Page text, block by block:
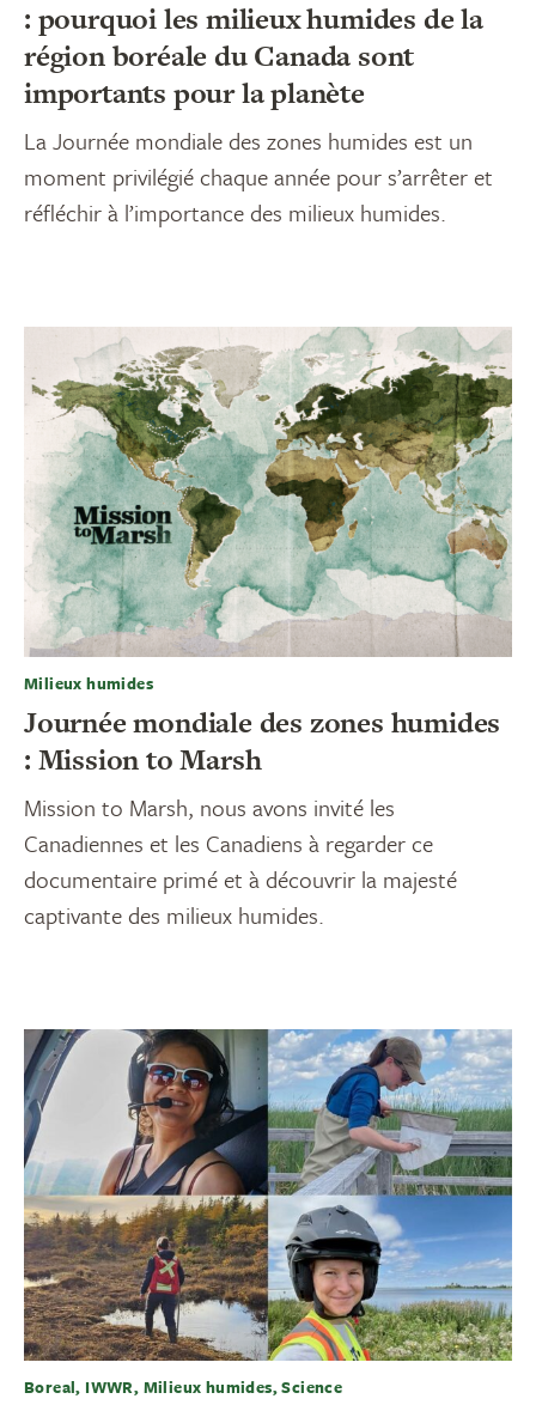
: pourquoi les milieux humides de la
région boréale du Canada sont
importants pour la planète
La Journée mondiale des zones humides est un
moment privilégié chaque année pour s’arrêter et
réfléchir à l’importance des milieux humides.
Milieux humides
Journée mondiale des zones humides
: Mission to Marsh
Mission to Marsh, nous avons invité les
Canadiennes et les Canadiens à regarder ce
documentaire primé et à découvrir la majesté
captivante des milieux humides.
Boreal, IWWR, Milieux humides, Science